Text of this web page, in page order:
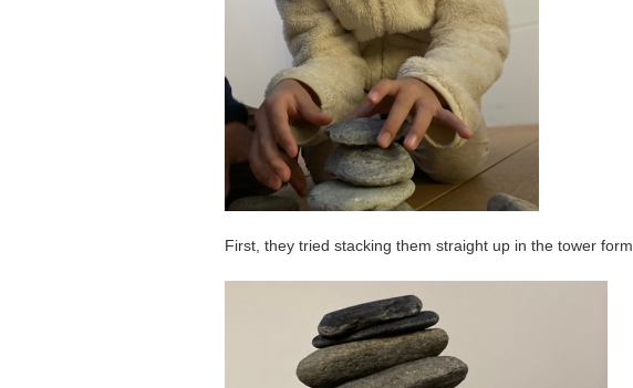
First, they tried stacking them straight up in the tower form.